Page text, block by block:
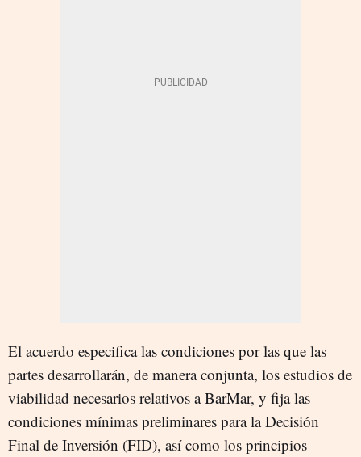
El acuerdo especifica las condiciones por las que las
partes desarrollarán, de manera conjunta, los estudios de
viabilidad necesarios relativos a BarMar, y fija las
condiciones mínimas preliminares para la Decisión
Final de Inversión (FID), así como los principios